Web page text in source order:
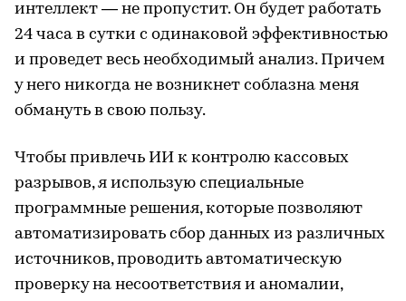
интеллект — не пропустит. Он будет работать
24 часа в сутки с одинаковой эффективностью
и проведет весь необходимый анализ. Причем
у него никогда не возникнет соблазна меня
обмануть в свою пользу.
Чтобы привлечь ИИ к контролю кассовых
разрывов, я использую специальные
программные решения, которые позволяют
автоматизировать сбор данных из различных
источников, проводить автоматическую
проверку на несоответствия и аномалии,